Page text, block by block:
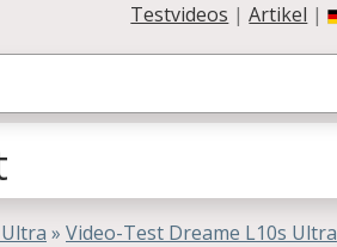
Testvideos |Artikel |
» Video-Test Dreame L10s Ultra